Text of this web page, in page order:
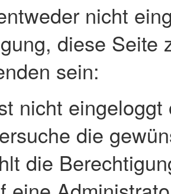
nicht
diese Seite
sein:
nicht
die
die